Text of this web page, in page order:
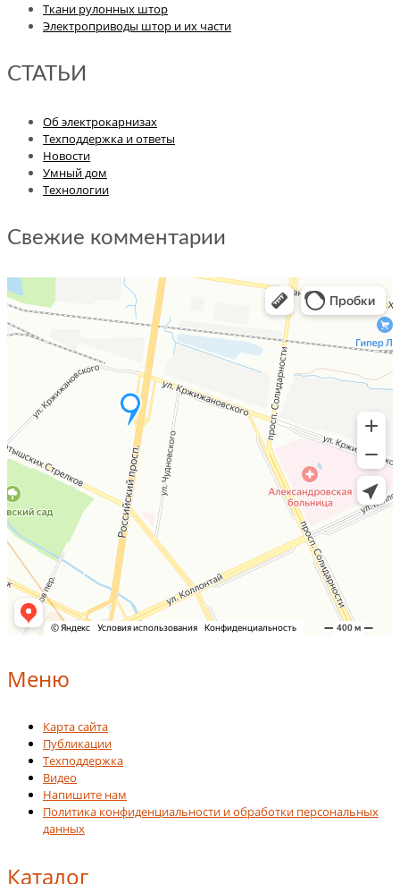
Ткани рулонных штор
Электроприводы штор и их части
СТАТЬИ
Об электрокарнизах
Техподдержка и ответы
Новости
Умный дом
Технологии
Свежие комментарии
Меню
Карта сайта
Публикации
Техподдержка
Видео
Напишите нам
Политика конфиденциальности и обработки персональных
данных
Каталог